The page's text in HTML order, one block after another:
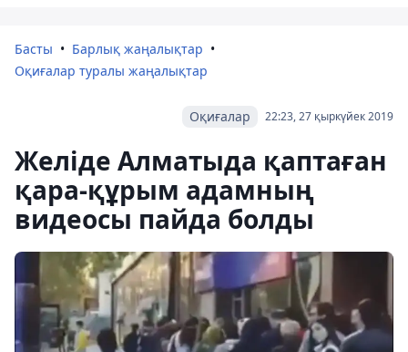
Басты
Барлық жаңалықтар
Оқиғалар туралы жаңалықтар
22:23, 27 қыркүйек 2019
Оқиғалар
Желіде Алматыда қаптаған
қара-құрым адамның
видеосы пайда болды